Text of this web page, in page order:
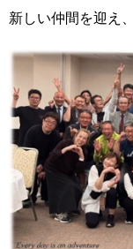
新しい仲間を迎え